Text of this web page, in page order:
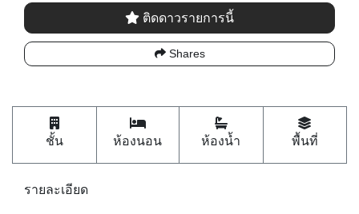
ติดดาวรายการนี้
Shares
ชั้น ห้องนอน ห้องน้ำ พื้นที่
รายละเอียด